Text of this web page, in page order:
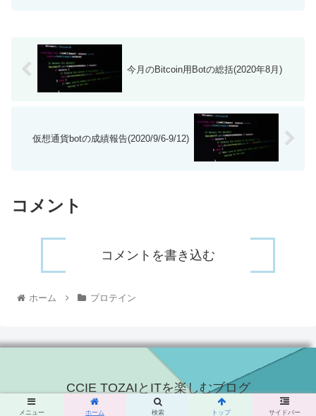
今月のBitcoin用Botの総括(2020年8月)
仮想通貨botの成績報告(2020/9/6-9/12)
コメント
コメントを書き込む
ホーム プロテイン
CCIE TOZAIとITを楽しむブログ
© 2015 CCIE TOZAIとITを楽しむブログ.
メニュー ホーム 検索 トップ サイドバー